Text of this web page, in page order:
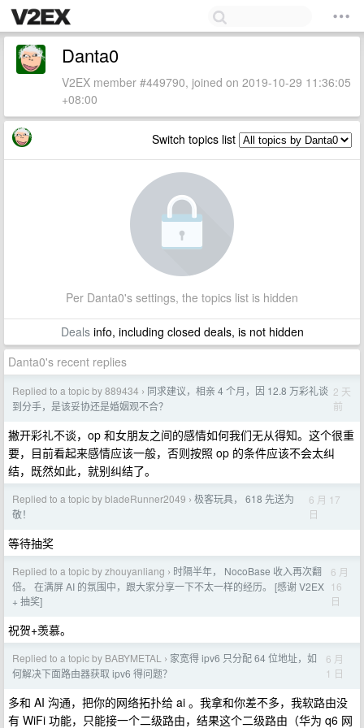
Danta0
V2EX member #449790, joined on 2019-10-29 11:36:05
+08:00
Switch topics list
Per Danta0's settings, the topics list is hidden
Dealsinfo, including closed deals, is not hidden
Danta0's recent replies
Replied to a topic by 889434 › 同求建议，相亲 4 个月，因 12.8 万彩礼谈
到分手，是该妥协还是婚姻观不合？
2 天
前
撇开彩礼不谈，op 和女朋友之间的感情如何我们无从得知。这个很重
要，目前看起来感情应该一般，否则按照 op 的条件应该不会太纠
结，既然如此，就别纠结了。
Replied to a topic by bladeRunner2049 › 极客玩具， 618 先送为
敬！
6 月 17
日
等待抽奖
Replied to a topic by zhouyanliang › 时隔半年， NocoBase 收入再次翻
倍。 在满屏 AI 的氛围中，跟大家分享一下不太一样的经历。 [感谢 V2EX
+ 抽奖]
6 月
16
日
祝贺+羡慕。
Replied to a topic by BABYMETAL › 家宽得 ipv6 只分配 64 位地址，如
何解决下面路由器获取 ipv6 得问题？
6 月
1 日
多和 AI 沟通，把你的网络拓扑给 ai 。我拿和你差不多，我软路由没
有 WiFi 功能，只能接一个二级路由，结果这个二级路由（华为 q6 网